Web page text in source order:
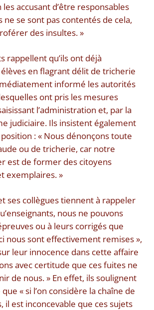
accusant d’être responsables
ne se sont pas contentés de cela,
des insultes. »
rappellent qu’ils ont déjà
en flagrant délit de tricherie
informé les autorités
ont pris les mesures
l’administration et, par la
judiciaire. Ils insistent également
: « Nous dénonçons toute
ou de tricherie, car notre
est de former des citoyens
exemplaires. »
ses collègues tiennent à rappeler
nous ne pouvons
ou à leurs corrigés que
nous sont effectivement remises »,
leur innocence dans cette affaire
avec certitude que ces fuites ne
de nous. » En effet, ils soulignent
« si l’on considère la chaîne de
il est inconcevable que ces sujets